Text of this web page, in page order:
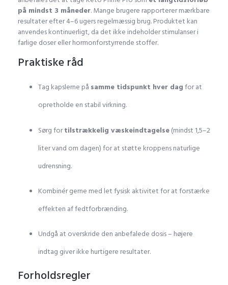
på mindst 3 måneder. Mange brugere rapporterer mærkbare
resultater efter 4–6 ugers regelmæssig brug. Produktet kan
anvendes kontinuerligt, da det ikke indeholder stimulanser i
farlige doser eller hormonforstyrrende stoffer.
Praktiske råd
Tag kapslerne på samme tidspunkt hver dagfor at
opretholde en stabil virkning.
Sørg fortilstrækkelig væskeindtagelse(mindst 1,5–2
liter vand om dagen) for at støtte kroppens naturlige
udrensning.
Kombinér gerne med let fysisk aktivitet for at forstærke
effekten af fedtforbrænding.
Undgå at overskride den anbefalede dosis – højere
indtag giver ikke hurtigere resultater.
Forholdsregler